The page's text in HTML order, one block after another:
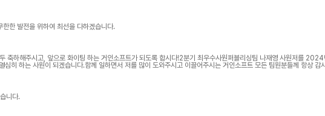
한 발전을 위하여 최선을 다하겠습니다.
하해주시고, 앞으로 화이팅 하는 거인소프트가 되도록 합시다!2분기 최우수사원퍼블리싱팀 나재영 사원저를
히 하는 사원이 되겠습니다.함께 일하면서 저를 많이 도와주시고 이끌어주시는 거인소프트 모든 팀원분들께 항상
프트 퍼블리싱팀으로서 자부심을 가질 수 있도록 앞으로도 부족한 점 잘 메꾸며 더 열심히 노력하도록 하겠습니다.감
니다.